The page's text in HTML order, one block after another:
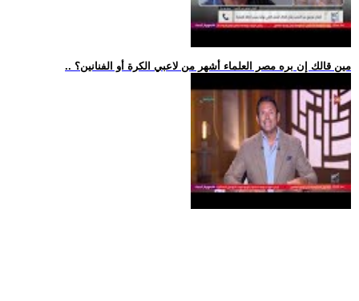
.. مين قالك إن بره مصر العلماء أشهر من لاعبي الكرة أو الفنانين؟